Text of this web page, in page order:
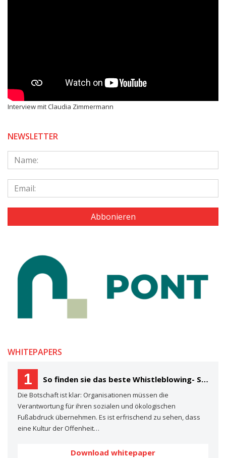
Interview mit Claudia Zimmermann
NEWSLETTER
WHITEPAPERS
1 So finden sie das beste Whistleblowing- System für Ihre Organisation Ein Käuferleitfaden
Die Botschaft ist klar: Organisationen müssen die
Verantwortung für ihren sozialen und ökologischen
Fußabdruck übernehmen. Es ist erfrischend zu sehen, dass
eine Kultur der Offenheit…
Download whitepaper